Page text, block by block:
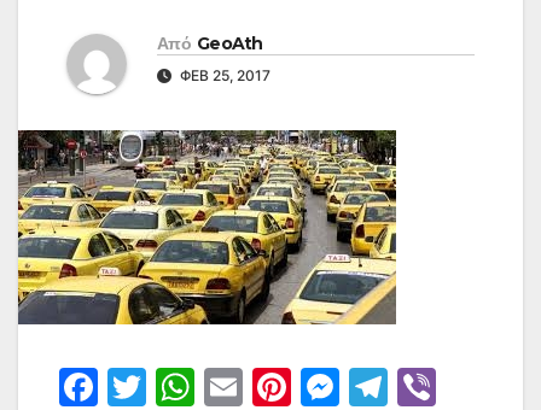
Από GeoAth
ΦΕΒ 25, 2017
F
T
W E
Pi M T